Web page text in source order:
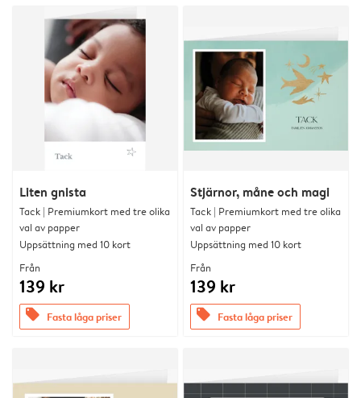
Liten gnista
Tack | Premiumkort med tre olika
val av papper
Uppsättning med 10 kort
Från
139 kr
offers Fasta låga priser
Stjärnor, måne och magi
Tack | Premiumkort med tre olika
val av papper
Uppsättning med 10 kort
Från
139 kr
offers Fasta låga priser